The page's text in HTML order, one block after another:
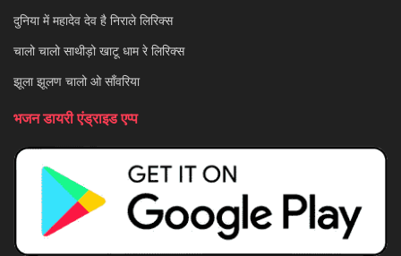
दुनिया में महादेव देव है निराले लिरिक्स
चालो चालो साथीड़ो खाटू धाम रे लिरिक्स
झूला झूलण चालो ओ साँवरिया
भजन डायरी एंड्राइड एप्प